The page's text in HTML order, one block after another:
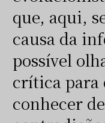
que, aqui,
causa da
possível
crítica para
conhecer